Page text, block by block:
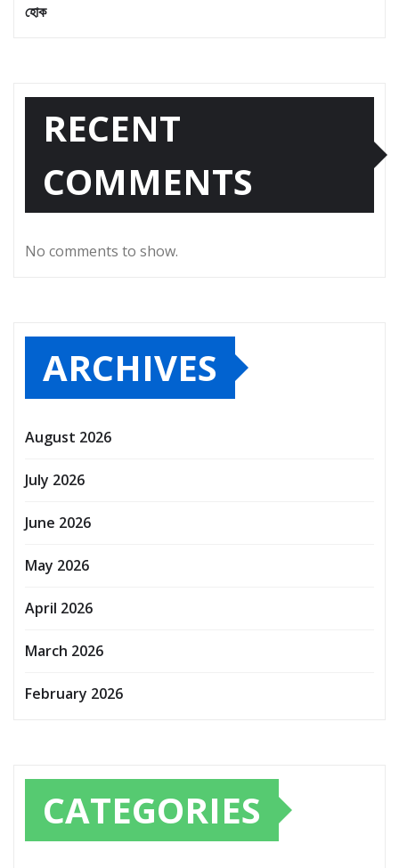
হোক
RECENT
COMMENTS
No comments to show.
ARCHIVES
August 2026
July 2026
June 2026
May 2026
April 2026
March 2026
February 2026
CATEGORIES